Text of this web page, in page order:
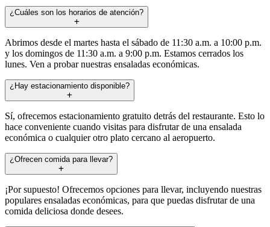
¿Cuáles son los horarios de atención?
Abrimos desde el martes hasta el sábado de 11:30 a.m. a 10:00 p.m.
y los domingos de 11:30 a.m. a 9:00 p.m. Estamos cerrados los
lunes. Ven a probar nuestras ensaladas económicas.
¿Hay estacionamiento disponible?
Sí, ofrecemos estacionamiento gratuito detrás del restaurante. Esto lo
hace conveniente cuando visitas para disfrutar de una ensalada
económica o cualquier otro plato cercano al aeropuerto.
¿Ofrecen comida para llevar?
¡Por supuesto! Ofrecemos opciones para llevar, incluyendo nuestras
populares ensaladas económicas, para que puedas disfrutar de una
comida deliciosa donde desees.